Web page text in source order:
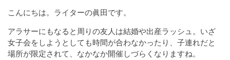
こんにちは。ライターの眞田です。
アラサーにもなると周りの友人は結婚や出産ラッシュ。いざ
女子会をしようとしても時間が合わなかったり、子連れだと
場所が限定されて、なかなか開催しづらくなりますね。